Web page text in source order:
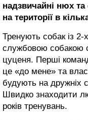
надзвичайні нюх
на території в
Тренують собак із 2-
службовою собакою
цуценя. Перші
це «до мене» та
будують на дружніх
Швидко знаходити
років тренувань.